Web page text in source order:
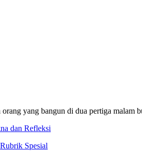
yang bangun di dua pertiga malam
Rubrik Spesial